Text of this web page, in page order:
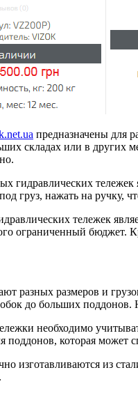
предназначены для
складах или в других
груз, нажать на ручку,
тележек
ограниченный бюджет.
разных размеров и
до больших
необходимо
которая может
изготавливаются из